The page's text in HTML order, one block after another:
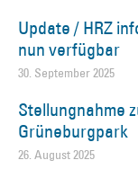
Update / HRZ
nun verfügbar
30. September 2025
Stellungnahme
Grüneburgpark
26. August 2025